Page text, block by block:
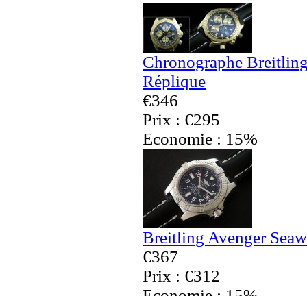
Chronographe
Réplique
€346
Prix : €295
Economie : 15%
Breitling Avenger
€367
Prix : €312